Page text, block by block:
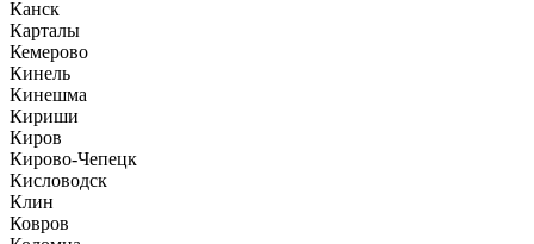
Канск
Карталы
Кемерово
Кинель
Кинешма
Кириши
Киров
Кирово-Чепецк
Кисловодск
Клин
Ковров